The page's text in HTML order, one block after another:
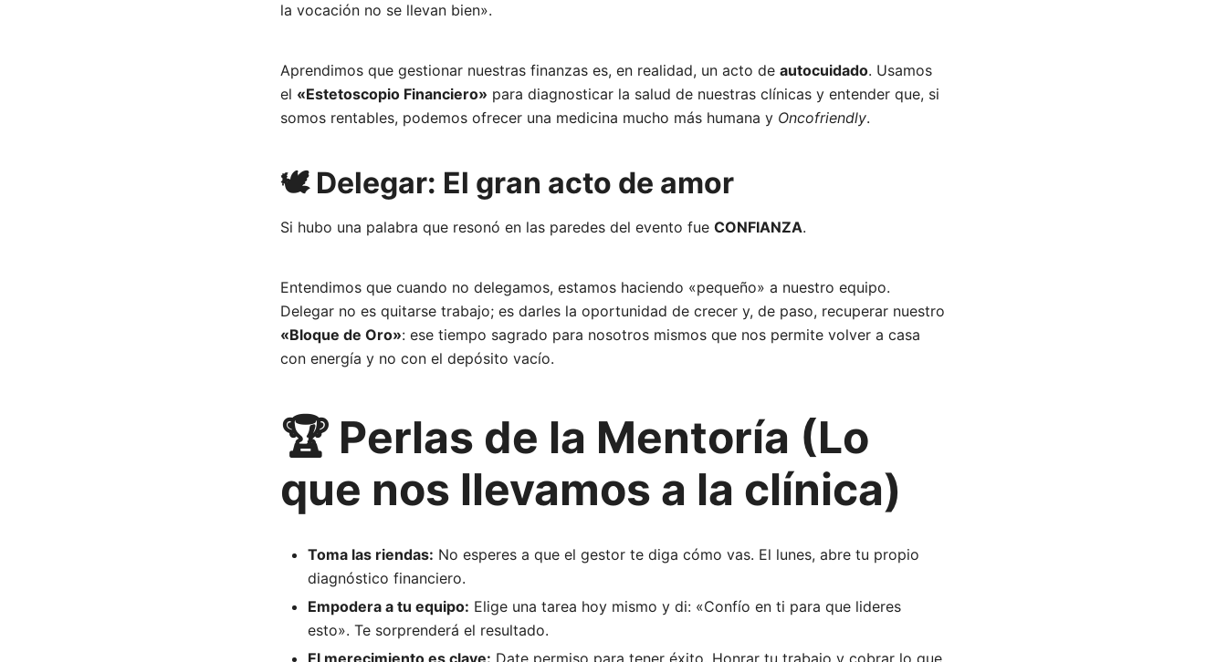
la vocación no se llevan bien».
Aprendimos que gestionar nuestras finanzas es, en realidad, un acto de autocuidado. Usamos
el «Estetoscopio Financiero» para diagnosticar la salud de nuestras clínicas y entender que, si
somos rentables, podemos ofrecer una medicina mucho más humana y Oncofriendly.
🕊️ Delegar: El gran acto de amor
Si hubo una palabra que resonó en las paredes del evento fue CONFIANZA.
Entendimos que cuando no delegamos, estamos haciendo «pequeño» a nuestro equipo.
Delegar no es quitarse trabajo; es darles la oportunidad de crecer y, de paso, recuperar nuestro
«Bloque de Oro»: ese tiempo sagrado para nosotros mismos que nos permite volver a casa
con energía y no con el depósito vacío.
🏆 Perlas de la Mentoría (Lo
que nos llevamos a la clínica)
Toma las riendas: No esperes a que el gestor te diga cómo vas. El lunes, abre tu propio
diagnóstico financiero.
Empodera a tu equipo: Elige una tarea hoy mismo y di: «Confío en ti para que lideres
esto». Te sorprenderá el resultado.
El merecimiento es clave: Date permiso para tener éxito. Honrar tu trabajo y cobrar lo que